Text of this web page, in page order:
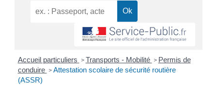
Accueil particuliers > Transports - Mobilité > Permis de
conduire > Attestation scolaire de sécurité routière
(ASSR)